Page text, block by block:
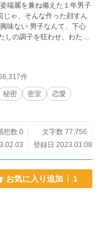
アンタ一体何のつもり？
件
秘密 密室
恋愛
想数 0
文字数 77,756
登録日 2023.01.08
お気に入り追加 1